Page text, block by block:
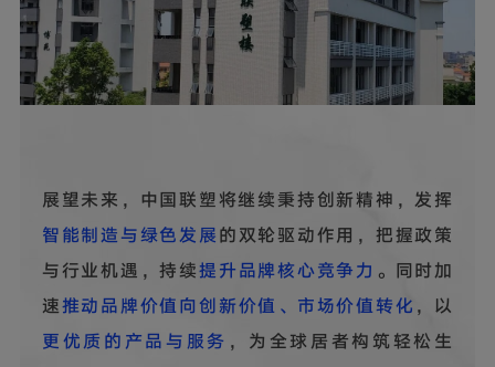
展望未来，中国联塑将继续秉持创新精神，发挥
智能制造与绿色发展的双轮驱动作用，把握政策
与行业机遇，持续提升品牌核心竞争力 。同时加
速推动品牌价值向创新价值、市场价值转化 ，以
更优质的产品与服务 ，为全球居者构筑轻松生